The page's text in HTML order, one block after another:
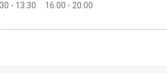
- 13:30 16:00 - 20:00